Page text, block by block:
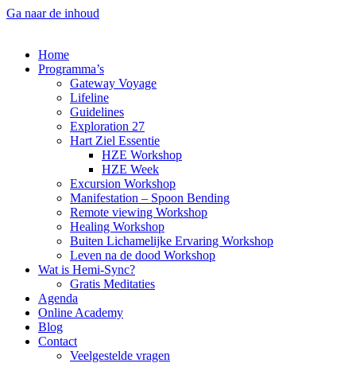
Ga naar de inhoud
Home
Programma’s
Gateway Voyage
Lifeline
Guidelines
Exploration 27
Hart Ziel Essentie
HZE Workshop
HZE Week
Excursion Workshop
Manifestation – Spoon Bending
Remote viewing Workshop
Healing Workshop
Buiten Lichamelijke Ervaring Workshop
Leven na de dood Workshop
Wat is Hemi-Sync?
Gratis Meditaties
Agenda
Online Academy
Blog
Contact
Veelgestelde vragen